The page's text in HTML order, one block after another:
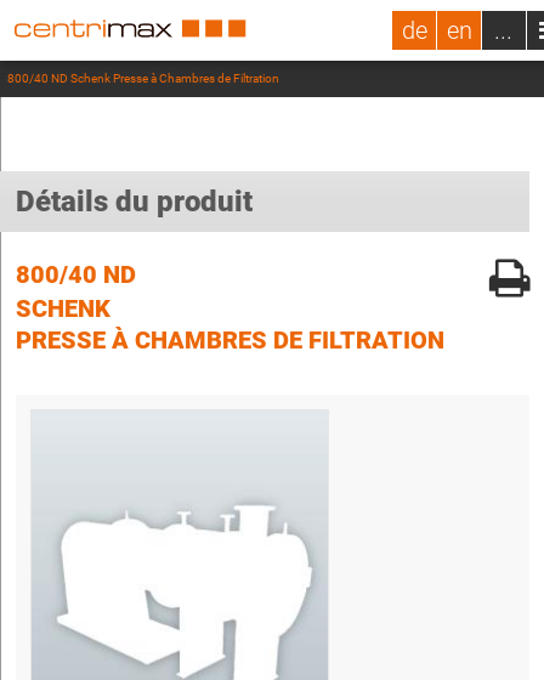
de en ...
800/40 ND Schenk Presse à Chambres de Filtration
Détails du produit
800/40 ND
SCHENK
PRESSE À CHAMBRES DE FILTRATION